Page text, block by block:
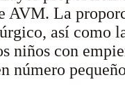
AVM. La
así como
niños con
número